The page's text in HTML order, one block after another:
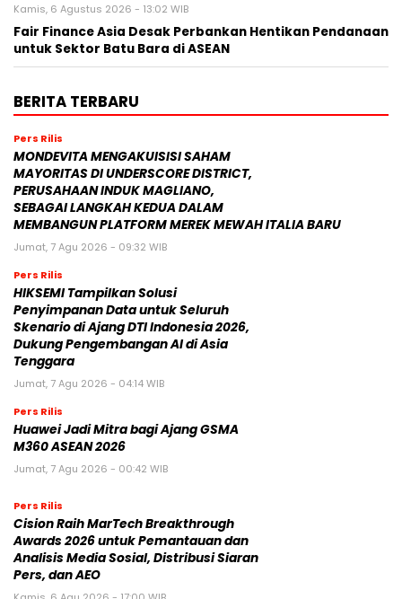
Kamis, 6 Agustus 2026 - 13:02 WIB
Fair Finance Asia Desak Perbankan Hentikan Pendanaan
untuk Sektor Batu Bara di ASEAN
BERITA TERBARU
Pers Rilis
MONDEVITA MENGAKUISISI SAHAM
MAYORITAS DI UNDERSCORE DISTRICT,
PERUSAHAAN INDUK MAGLIANO,
SEBAGAI LANGKAH KEDUA DALAM
MEMBANGUN PLATFORM MEREK MEWAH ITALIA BARU
Jumat, 7 Agu 2026 - 09:32 WIB
Pers Rilis
HIKSEMI Tampilkan Solusi
Penyimpanan Data untuk Seluruh
Skenario di Ajang DTI Indonesia 2026,
Dukung Pengembangan AI di Asia
Tenggara
Jumat, 7 Agu 2026 - 04:14 WIB
Pers Rilis
Huawei Jadi Mitra bagi Ajang GSMA
M360 ASEAN 2026
Jumat, 7 Agu 2026 - 00:42 WIB
Pers Rilis
Cision Raih MarTech Breakthrough
Awards 2026 untuk Pemantauan dan
Analisis Media Sosial, Distribusi Siaran
Pers, dan AEO